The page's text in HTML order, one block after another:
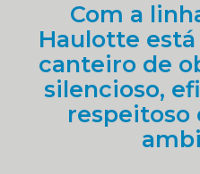
Com a
Haulotte
canteiro de
silencioso,
respeitoso